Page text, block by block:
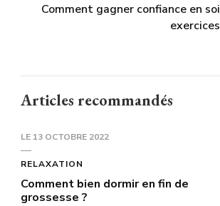
Comment gagner confiance en soi
exercices
Articles recommandés
LE 13 OCTOBRE 2022
RELAXATION
Comment bien dormir en fin de
grossesse ?